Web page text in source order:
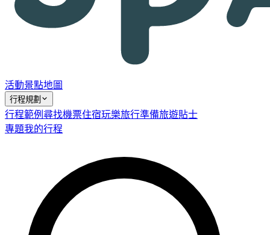
活動景點地圖
行程規劃
行程範例 尋找機票住宿玩樂旅行準備旅遊貼士
專題我的行程